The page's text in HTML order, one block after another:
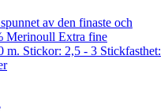
av den finaste och
Merinoull Extra fine
m. Stickor: 2,5 - 3 Stickfasthet: